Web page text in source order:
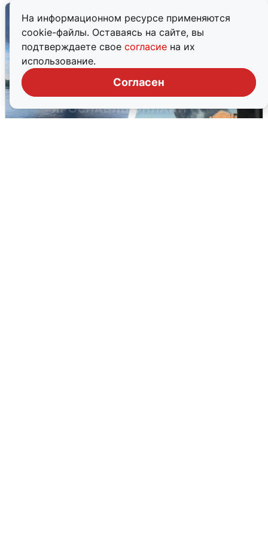
На информационном ресурсе применяются
cookie-файлы. Оставаясь на сайте, вы
подтверждаете свое согласие на их
использование.
Согласен